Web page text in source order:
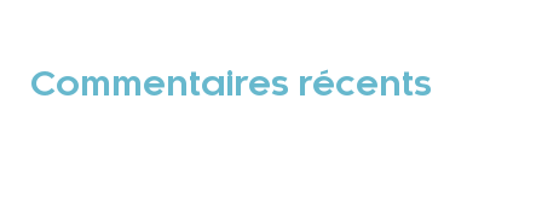
Commentaires récents